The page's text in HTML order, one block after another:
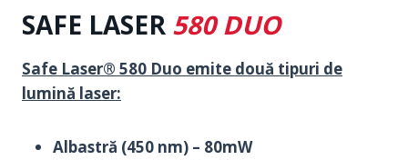
SAFE LASER 580 DUO
Safe Laser® 580 Duo emite două tipuri de
lumină laser:
Albastră (450 nm) – 80mW